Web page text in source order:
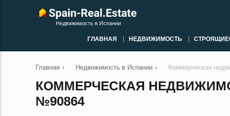
Недвижимость в Испании
ГЛАВНАЯ НЕДВИЖИМОСТЬ
Главная › Недвижимость в Испании › Коммерческая
КОММЕРЧЕСКАЯ
№90864